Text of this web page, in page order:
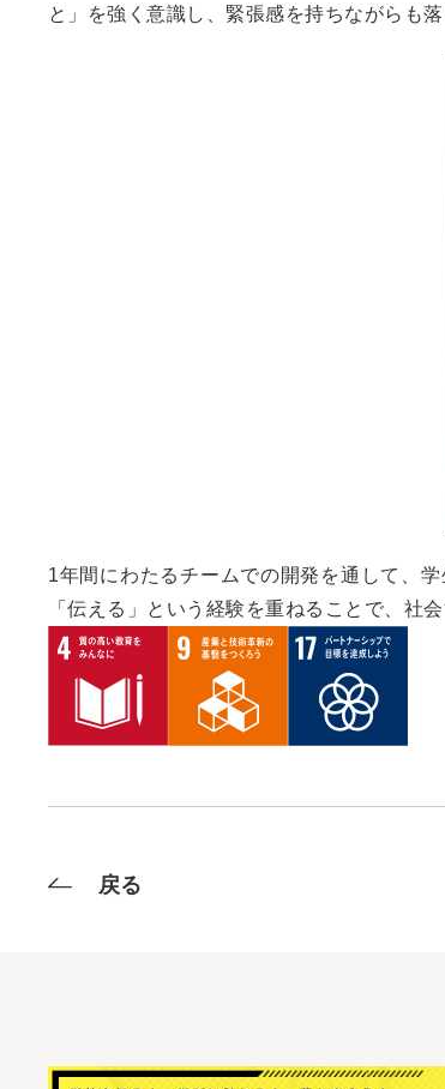
と」を強く意識し、緊張感を持ちながらも
1年間にわたるチームでの開発を通して、
「伝える」という経験を重ねることで、社
戻る